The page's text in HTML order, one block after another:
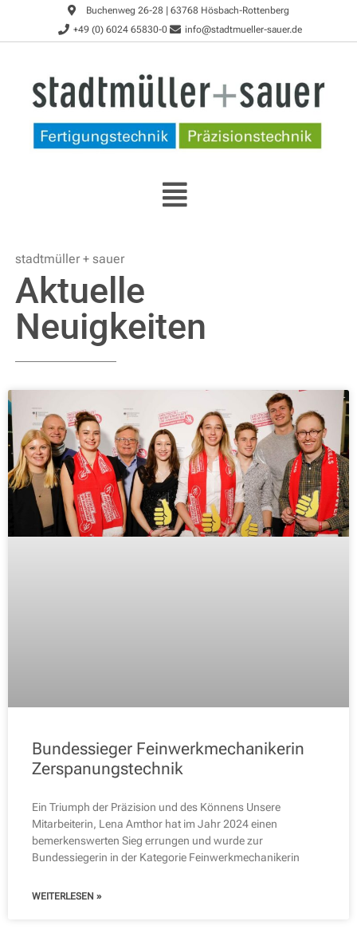
Buchenweg 26-28 | 63768 Hösbach-Rottenberg
+49 (0) 6024 65830-0
info@stadtmueller-sauer.de
stadtmüller + sauer
Aktuelle
Neuigkeiten
Bundessieger Feinwerkmechanikerin
Zerspanungstechnik
Ein Triumph der Präzision und des Könnens Unsere
Mitarbeiterin, Lena Amthor hat im Jahr 2024 einen
bemerkenswerten Sieg errungen und wurde zur
Bundessiegerin in der Kategorie Feinwerkmechanikerin
WEITERLESEN »